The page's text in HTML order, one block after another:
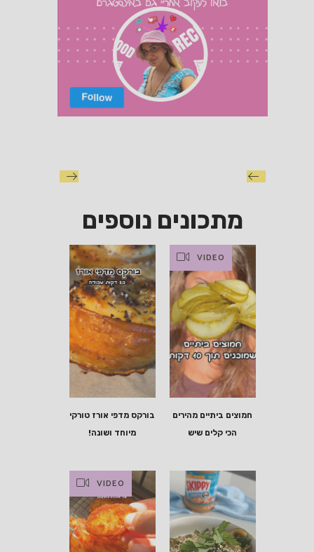
מתכונים נוספים
בורקס מדפי אורז טורקי
מיוחד ושונה!
VIDEO
חמוצים ביתיים מהירים
הכי קלים שיש
VIDEO